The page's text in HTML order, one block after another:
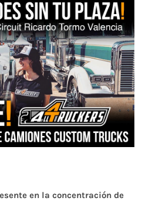
en la concentración de